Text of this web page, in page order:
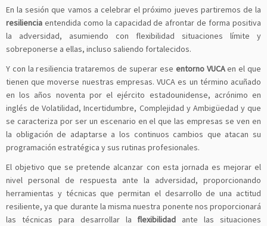
En la sesión que vamos a celebrar el próximo jueves partiremos de la
resiliencia entendida como la capacidad de afrontar de forma positiva
la adversidad, asumiendo con flexibilidad situaciones límite y
sobreponerse a ellas, incluso saliendo fortalecidos.
Y con la resiliencia trataremos de superar ese entorno VUCAen el que
tienen que moverse nuestras empresas. VUCA es un término acuñado
en los años noventa por el ejército estadounidense, acrónimo en
inglés de Volatilidad, Incertidumbre, Complejidad y Ambigüedad y que
se caracteriza por ser un escenario en el que las empresas se ven en
la obligación de adaptarse a los continuos cambios que atacan su
programación estratégica y sus rutinas profesionales.
El objetivo que se pretende alcanzar con esta jornada es mejorar el
nivel personal de respuesta ante la adversidad, proporcionando
herramientas y técnicas que permitan el desarrollo de una actitud
resiliente, ya que durante la misma nuestra ponente nos proporcionará
las técnicas para desarrollar la flexibilidad ante las situaciones